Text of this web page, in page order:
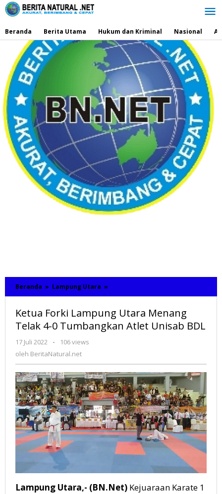
Lewati
ke
Beranda
Berita Utama Hukum dan Kriminal Nasional
Beranda » Lampung Utara »
Forki
Utara
Menang
Telak
Atlet
Unisab
BDL
Ketua Forki Lampung Utara Menang
Telak 4-0 Tumbangkan Atlet Unisab BDL
17 Juli 2022
oleh
BeritaNatural.net
-
106 views
oleh BeritaNatural.net
Lampung Utara,- (BN.Net) Kejuaraan Karate 1